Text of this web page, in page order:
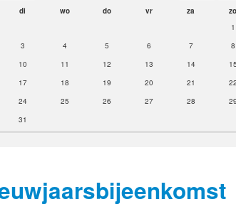
di wo do vr za
zo
1
3 4 5 6 7
8
10 11 12 13 14
15
17 18 19 20 21
22
24 25 26 27 28
29
31